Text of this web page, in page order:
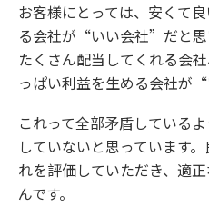
お客様にとっては、安くて
る会社が“いい会社”だと思
たくさん配当してくれる会
っぱい利益を生める会社が
これって全部矛盾している
していないと思っています
れを評価していただき、適
んです。